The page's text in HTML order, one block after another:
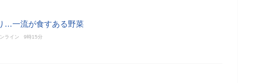
…一流が食すある野菜
ライン 9時15分